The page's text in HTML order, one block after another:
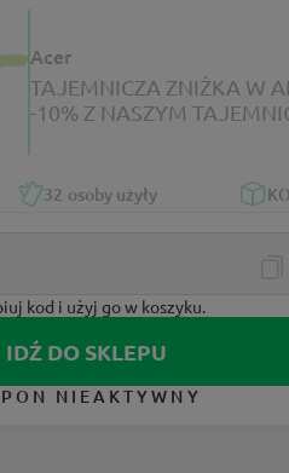
Acer
TAJEMNICZA ZNIŻKA W AER
-10% Z NASZYM
32 osoby użyły
kod i użyj go w koszyku.
IDŹ DO SKLEPU
NIEAKTYWNY